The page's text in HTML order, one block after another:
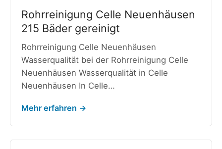
Rohrreinigung Celle Neuenhäusen
215 Bäder gereinigt
Rohrreinigung Celle Neuenhäusen
Wasserqualität bei der Rohrreinigung Celle
Neuenhäusen Wasserqualität in Celle
Neuenhäusen In Celle…
Mehr erfahren →